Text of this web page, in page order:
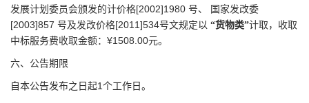
发展计划委员会颁发的计价格[2002]1980 号、 国家发改委
[2003]857 号及发改价格[2011]534号文规定以 “货物类”计取，收取
中标服务费收取金额： ¥1508.00元。
六、公告期限
自本公告发布之日起1 个工作日。